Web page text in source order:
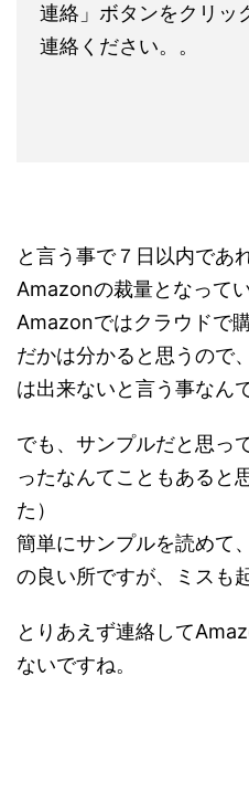
連絡」ボタンをクリッ
連絡ください。。
と言う事で７日以内であ
Amazonの裁量となって
Amazonではクラウドで
だかは分かると思うので
は出来ないと言う事なん
でも、サンプルだと思っ
ったなんてこともあると
た）
簡単にサンプルを読めて
の良い所ですが、ミスも
とりあえず連絡して
ないですね。